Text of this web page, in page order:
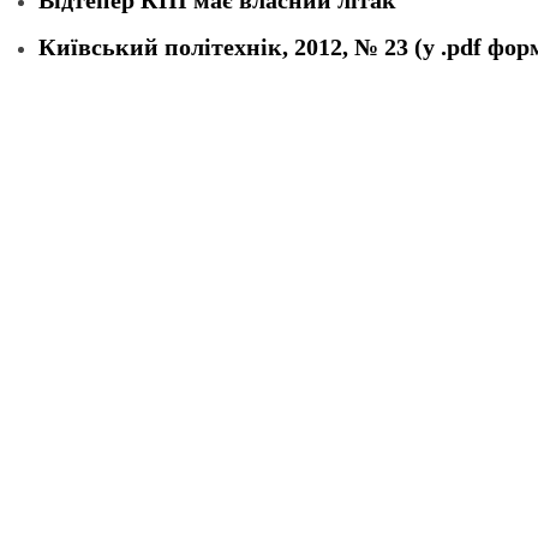
Київський політехнік, 2012, № 23 (у .pdf